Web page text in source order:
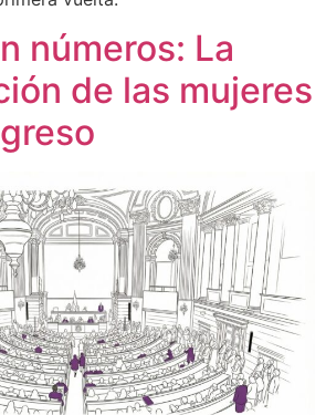
números: La
de las mujeres